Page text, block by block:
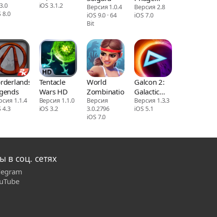
8.0
iOS 3.1.2
Версия 1.0.4
iOS 9.0 · 64
Bit
Genesis
Версия 2.8
iOS 7.0
1.1.4
4.3
Tentacle
Wars HD
Версия 1.1.0
iOS 3.2
World
Zombination
Версия
3.0.2796
iOS 7.0
Galcon 2:
Galactic
Conquest
Версия 1.3.3
iOS 5.1
в соц. сетях